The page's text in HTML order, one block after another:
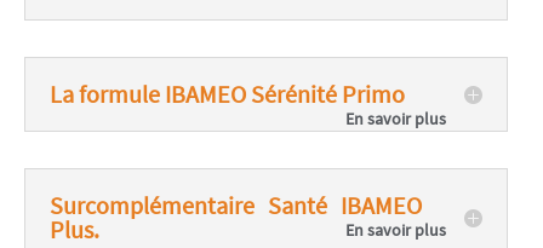
La formule IBAMEO Sérénité Primo
Surcomplémentaire Santé IBAMEO
Plus.